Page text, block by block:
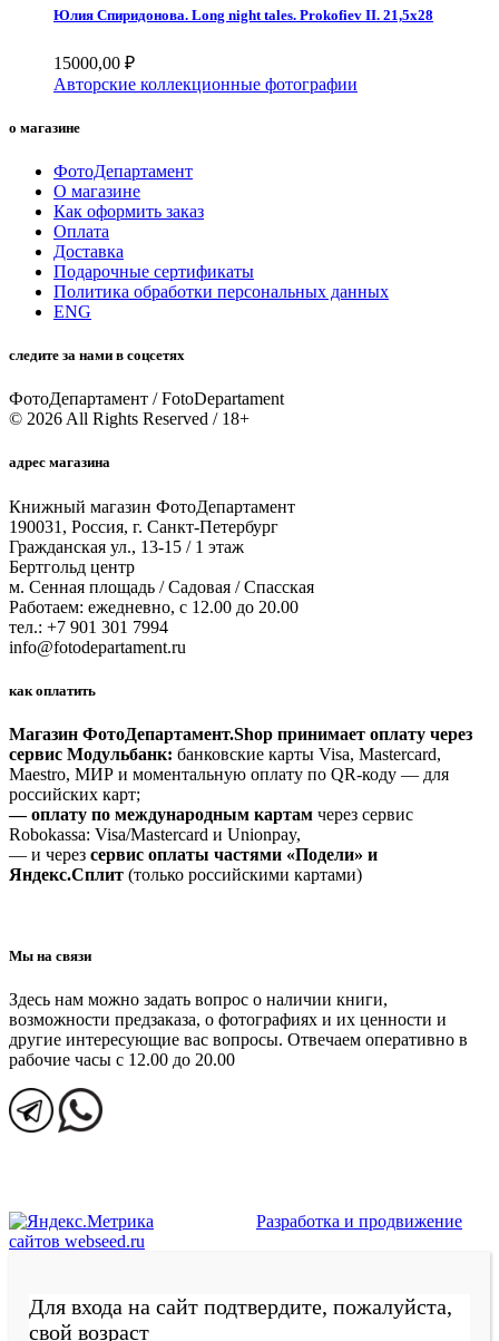
Юлия Спиридонова. Long night tales. Prokofiev II. 21,5х28
15000,00 ₽
Авторские коллекционные фотографии
о магазине
ФотоДепартамент
О магазине
Как оформить заказ
Оплата
Доставка
Подарочные сертификаты
Политика обработки персональных данных
ENG
следите за нами в соцсетях
ФотоДепартамент / FotoDepartament
© 2026 All Rights Reserved / 18+
адрес магазина
Книжный магазин ФотоДепартамент
190031, Россия, г. Санкт-Петербург
Гражданская ул., 13-15 / 1 этаж
Бертгольд центр
м. Сенная площадь / Садовая / Спасская
Работаем: ежедневно, с 12.00 до 20.00
тел.: +7 901 301 7994
info@fotodepartament.ru
как оплатить
Магазин ФотоДепартамент.Shop принимает оплату через
сервис Модульбанк: банковские карты Visa, Mastercard,
Maestro, МИР и моментальную оплату по QR-коду — для
российских карт;
— оплату по международным картам через сервис
Robokassa: Visa/Mastercard и Unionpay,
— и через сервис оплаты частями «Подели» и
Яндекс.Сплит (только российскими картами)
Мы на связи
Здесь нам можно задать вопрос о наличии книги,
возможности предзаказа, о фотографиях и их ценности и
другие интересующие вас вопросы. Отвечаем оперативно в
рабочие часы с 12.00 до 20.00
Разработка и продвижение
сайтов webseed.ru
Для входа на сайт подтвердите, пожалуйста,
свой возраст